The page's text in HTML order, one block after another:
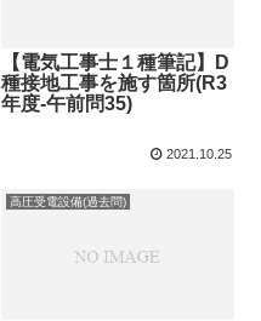
【電気工事士１種筆記】D
種接地工事を施す箇所(R3
年度-午前問35)
2021.10.25
高圧受電設備(過去問)